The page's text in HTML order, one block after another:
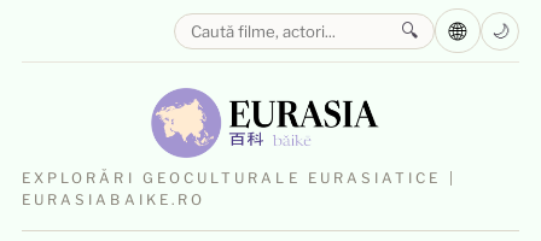
EXPLORĂRI GEOCULTURALE EURASIATICE |
EURASIABAIKE.RO
🔍 🌐 🌙